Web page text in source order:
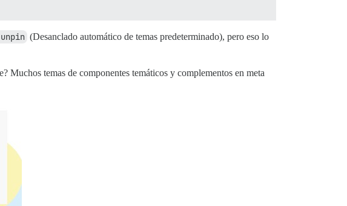
(Desanclado automático de temas predeterminado), pero eso lo
Muchos temas de componentes temáticos y complementos en meta